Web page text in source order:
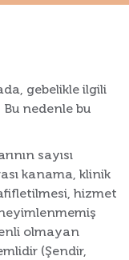
gebelikle ilgili
nedenle bu
sayısı
kanama, klinik
hizmet
olmayan
(Şendir,